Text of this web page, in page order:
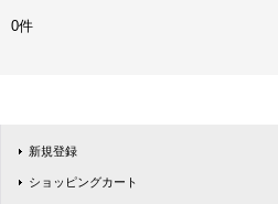
0件
新規登録
ショッピングカート